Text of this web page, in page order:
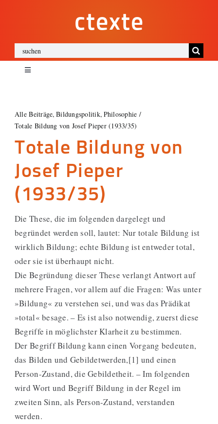
ctexte
Suche
nach:
Toggle
Impressum
Cookies
Alle Beiträge Bildungspolitik Philosophie
Totale Bildung von Josef Pieper (1933/35)
Totale Bildung von
Josef Pieper
(1933/35)
Die These, die im folgenden dargelegt und
begründet werden soll, lautet: Nur totale Bildung ist
wirklich Bildung; echte Bildung ist entweder total,
oder sie ist überhaupt nicht.
Die Begründung dieser These verlangt Antwort auf
mehrere Fragen, vor allem auf die Fragen: Was unter
»Bildung« zu verstehen sei, und was das Prädikat
»total« besage. – Es ist also notwendig, zuerst diese
Begriffe in möglichster Klarheit zu bestimmen.
Der Begriff Bildung kann einen Vorgang bedeuten,
das Bilden und Gebildetwerden,[1] und einen
Person-Zustand, die Gebildetheit. – Im folgenden
wird Wort und Begriff Bildung in der Regel im
zweiten Sinn, als Person-Zustand, verstanden
werden.